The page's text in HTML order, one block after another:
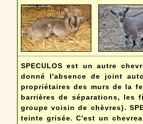
SPECULOS est un autre
donné l'absence de joint
propriétaires des murs de la
barrières de séparations, les
groupe voisin de chèvres).
teinte grisée. C'est un